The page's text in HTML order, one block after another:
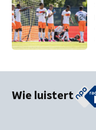
Wie luistert